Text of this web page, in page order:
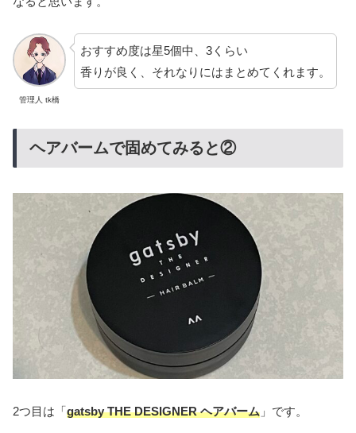
管理人 tk橋
おすすめ度は星5個中、3くらい
香りが良く、それなりにはまとめてくれます。
ヘアバームで固めてみると②
2つ目は「gatsby THE DESIGNER ヘアバーム 」です。